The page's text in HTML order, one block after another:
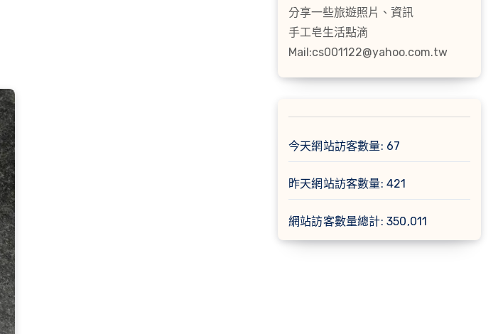
分享一些旅遊照片、資訊
手工皂生活點滴
Mail:cs001122@yahoo.com.tw
今天網站訪客數量: 67
昨天網站訪客數量: 421
網站訪客數量總計: 350,011